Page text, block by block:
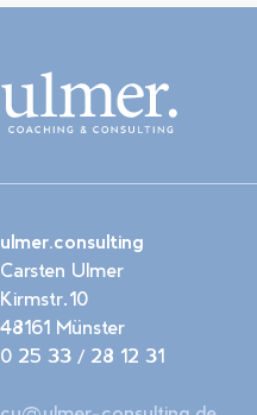
ulmer.consulting
Carsten Ulmer
Kirmstr.10
48161 Münster
0 25 33 / 28 12 31